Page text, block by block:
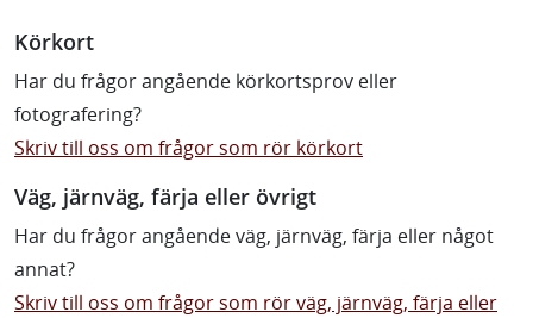
Körkort
Har du frågor angående körkortsprov eller
fotografering?
Skriv till oss om frågor som rör körkort
Väg, järnväg, färja eller övrigt
Har du frågor angående väg, järnväg, färja eller något
annat?
Skriv till oss om frågor som rör väg, järnväg, färja eller